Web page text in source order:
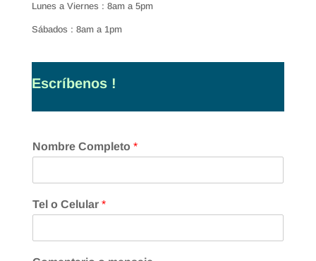
Lunes a Viernes : 8am a 5pm
Sábados : 8am a 1pm
Escríbenos !
Nombre Completo *
Tel o Celular *